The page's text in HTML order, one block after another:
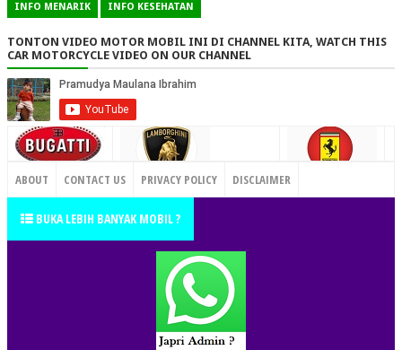
INFO MENARIK INFO KESEHATAN
TONTON VIDEO MOTOR MOBIL INI DI CHANNEL KITA, WATCH THIS
CAR MOTORCYCLE VIDEO ON OUR CHANNEL
CONTACT US
ABOUT CONTACT US PRIVACY POLICY DISCLAIMER
TERMS OF SERVICE SITEMAP
BUKA LEBIH BANYAK MOBIL ?